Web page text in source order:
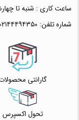
ساعت کاری : شنبه تا چهارشنبه ۱۰ الی ۱۷(به جز
شماره تلفن:
گارانتی
تحول اکسپرس